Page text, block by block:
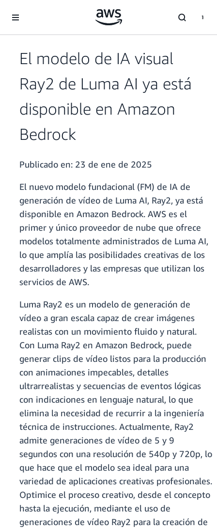
El modelo de IA visual
Ray2 de Luma AI ya está
disponible en Amazon
Bedrock
Publicado en: 23 de ene de 2025
El nuevo modelo fundacional (FM) de IA de
generación de vídeo de Luma AI, Ray2, ya está
disponible en Amazon Bedrock. AWS es el
primer y único proveedor de nube que ofrece
modelos totalmente administrados de Luma AI,
lo que amplía las posibilidades creativas de los
desarrolladores y las empresas que utilizan los
servicios de AWS.
Luma Ray2 es un modelo de generación de
vídeo a gran escala capaz de crear imágenes
realistas con un movimiento fluido y natural.
Con Luma Ray2 en Amazon Bedrock, puede
generar clips de vídeo listos para la producción
con animaciones impecables, detalles
ultrarrealistas y secuencias de eventos lógicas
con indicaciones en lenguaje natural, lo que
elimina la necesidad de recurrir a la ingeniería
técnica de instrucciones. Actualmente, Ray2
admite generaciones de vídeo de 5 y 9
segundos con una resolución de 540p y 720p, lo
que hace que el modelo sea ideal para una
variedad de aplicaciones creativas profesionales.
Optimice el proceso creativo, desde el concepto
hasta la ejecución, mediante el uso de
generaciones de vídeo Ray2 para la creación de